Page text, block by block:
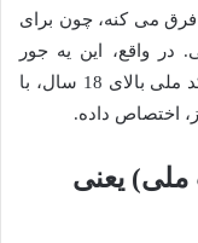
فرق می کنه، چون برای
واقع، این یه جور
سهمیه سالانه ارزیه که بانک مرکزی به هر کد ملی بالای 18 سال، با
اختصاص داده.
ملی) یعنی